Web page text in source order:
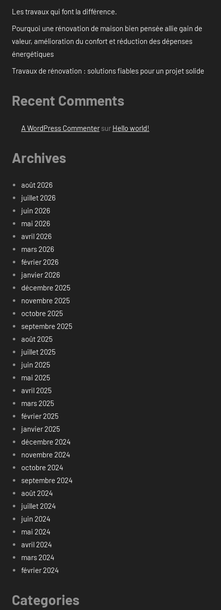
Les travaux qui font la différence.
Pourquoi une rénovation de maison bien pensée allie gain de
valeur, amélioration du confort et réduction des dépenses
énergétiques
Travaux de rénovation : solutions fiables pour un projet solide
Recent Comments
A WordPress Commentersur Hello world!
Archives
août 2026
juillet 2026
juin 2026
mai 2026
avril 2026
mars 2026
février 2026
janvier 2026
décembre 2025
novembre 2025
octobre 2025
septembre 2025
août 2025
juillet 2025
juin 2025
mai 2025
avril 2025
mars 2025
février 2025
janvier 2025
décembre 2024
novembre 2024
octobre 2024
septembre 2024
août 2024
juillet 2024
juin 2024
mai 2024
avril 2024
mars 2024
février 2024
Categories